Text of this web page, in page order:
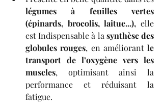
légumes à feuilles vertes
(épinards, brocolis, laitue...), elle
est Indispensable à la synthèse des
globules rouges, en améliorant le
transport de l’oxygène vers les
muscles, optimisant ainsi la
performance et réduisant la
fatigue.